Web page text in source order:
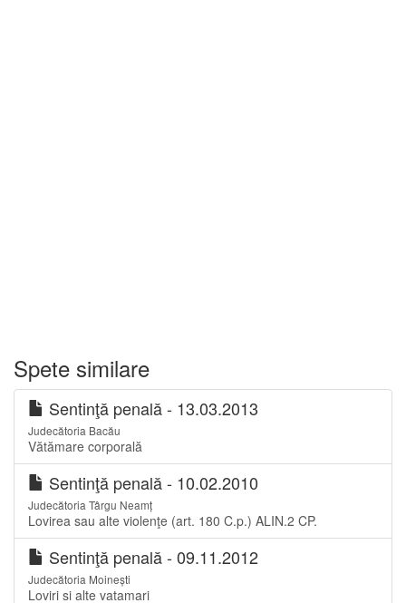
Spete similare
Sentinţă penală - 13.03.2013
Judecătoria Bacău
Vătămare corporală
Sentinţă penală - 10.02.2010
Judecătoria Târgu Neamț
Lovirea sau alte violenţe (art. 180 C.p.) ALIN.2 CP.
Sentinţă penală - 09.11.2012
Judecătoria Moinești
Loviri si alte vatamari